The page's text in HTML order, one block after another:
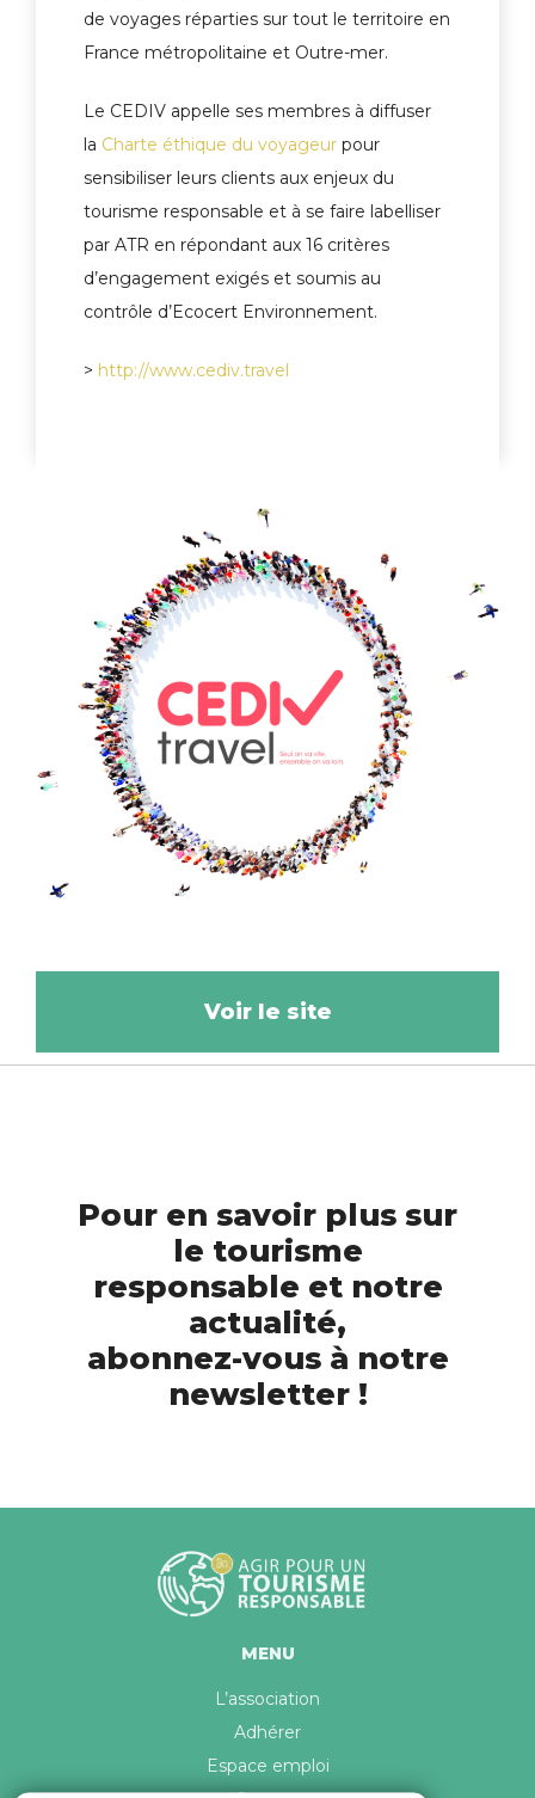
de voyages réparties sur tout le territoire en
France métropolitaine et Outre-mer.
Le CEDIV appelle ses membres à diffuser
la Charte éthique du voyageur pour
sensibiliser leurs clients aux enjeux du
tourisme responsable et à se faire labelliser
par ATR en répondant aux 16 critères
d’engagement exigés et soumis au
contrôle d’Ecocert Environnement.
> http://www.cediv.travel
Voir le site
Pour en savoir plus sur
le tourisme
responsable et notre
actualité,
abonnez-vous à notre
newsletter !
MENU
L’association
Adhérer
Espace emploi